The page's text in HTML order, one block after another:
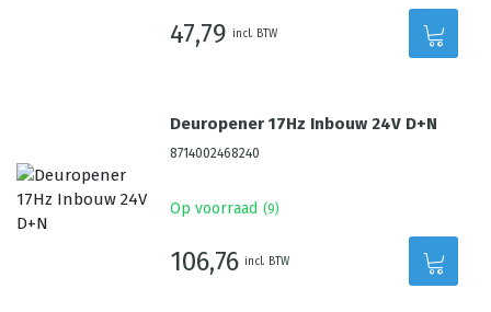
47,79 incl. BTW
Deuropener 17Hz Inbouw 24V D+N
8714002468240
Op voorraad (9)
106,76 incl. BTW